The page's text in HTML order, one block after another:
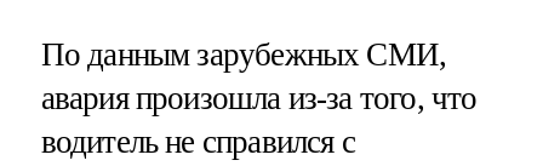
По данным зарубежных СМИ,
авария произошла из-за того, что
водитель не справился с